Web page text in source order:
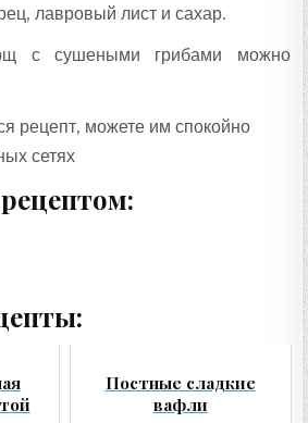
лавровый лист и сахар.
с сушеными грибами можно
рецепт, можете им спокойно
сетях
Постные сладкие
вафли